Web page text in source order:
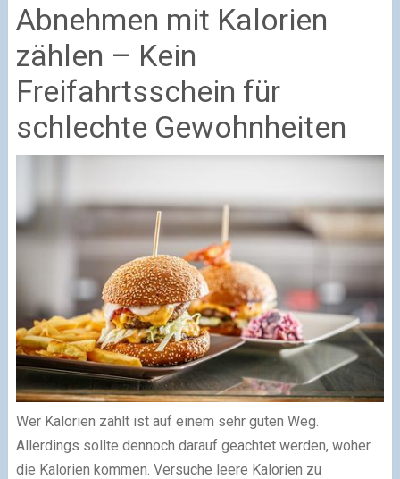
Abnehmen mit Kalorien
zählen – Kein
Freifahrtsschein für
schlechte Gewohnheiten
Wer Kalorien zählt ist auf einem sehr guten Weg.
Allerdings sollte dennoch darauf geachtet werden, woher
die Kalorien kommen. Versuche leere Kalorien zu